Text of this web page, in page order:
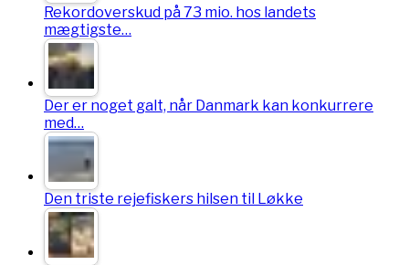
Rekordoverskud på 73 mio. hos landets
mægtigste…
Der er noget galt, når Danmark kan konkurrere
med…
Den triste rejefiskers hilsen til Løkke